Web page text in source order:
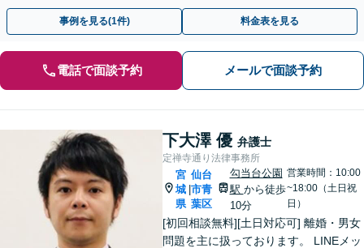
い。【オンライン面談可】【無料駐車場あり】
事例を見る(1件) 料金表を見る
電話で面談予約 メールで面談予約
下大澤 優 弁護士
定禅寺通り法律事務所
宮
城
県
仙台
市青
葉区
勾当台公園
駅 から徒歩
10分
営業時間：10:00
~18:00（土日祝
日）
[初回相談無料][土日対応可] 離婚・男女
問題を主に扱っております。 LINEメッ